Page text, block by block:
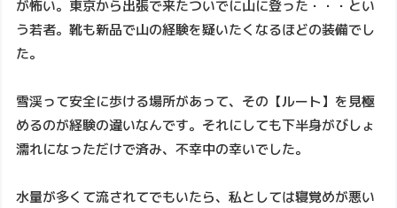
が怖い。東京から出張で来たついでに山に登った・・・とい
う若者。靴も新品で山の経験を疑いたくなるほどの装備でし
た。
雪渓って安全に歩ける場所があって、その【ルート】を見極
めるのが経験の違いなんです。それにしても下半身がびしょ
濡れになっただけで済み、不幸中の幸いでした。
水量が多くて流されてでもいたら、私としては寝覚めが悪い